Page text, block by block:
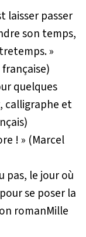
laisser passer
son temps,
»
quelques
calligraphe et
! » (Marcel
pas, le jour où
se poser la
romanMille